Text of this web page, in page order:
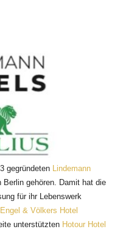
gegründeten
Lindemann
gehören. Damit hat die
für ihr Lebenswerk
Engel & Völkers Hotel
unterstützten Hotour Hotel